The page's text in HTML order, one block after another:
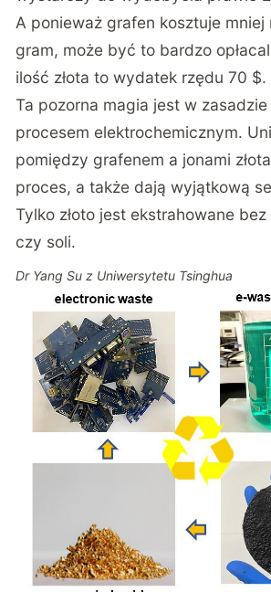
A ponieważ grafen kosztuje mniej
gram, może być to bardzo
ilość złota to wydatek rzędu 70 $.
Ta pozorna magia jest w
procesem elektrochemicznym.
pomiędzy grafenem a jonami
proces, a także dają wyjątkową
Tylko złoto jest ekstrahowane
czy soli.
Dr Yang Su z Uniwersytetu Tsinghua